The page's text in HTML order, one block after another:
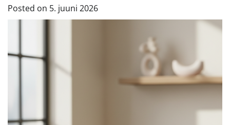
Posted on 5. juuni 2026